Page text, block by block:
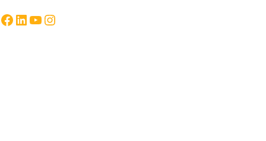
Facebook
LinkedIn
YouTube
Instagram